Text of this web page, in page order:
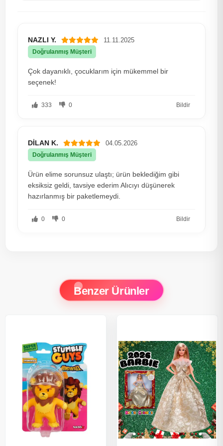
NAZLI Y. 11.11.2025
Doğrulanmış Müşteri
Çok dayanıklı, çocuklarım için mükemmel bir
seçenek!
333 0 Bildir
DİLAN K. 04.05.2026
Doğrulanmış Müşteri
Ürün elime sorunsuz ulaştı; ürün beklediğim gibi
eksiksiz geldi, tavsiye ederim Alıcıyı düşünerek
hazırlanmış bir paketlemeydi.
0 0 Bildir
Benzer Ürünler